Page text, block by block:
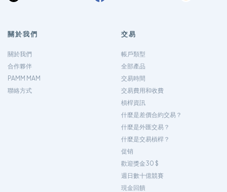
關於我們
關於我們
合作夥伴
PAMM MAM
聯絡方式
交易
帳戶類型
全部產品
交易時間
交易費用和收費
槓桿資訊
什麼是差價合約交易？
什麼是外匯交易？
什麼是交易槓桿？
促销
歡迎獎金30 $
週日數十億競賽
現金回饋